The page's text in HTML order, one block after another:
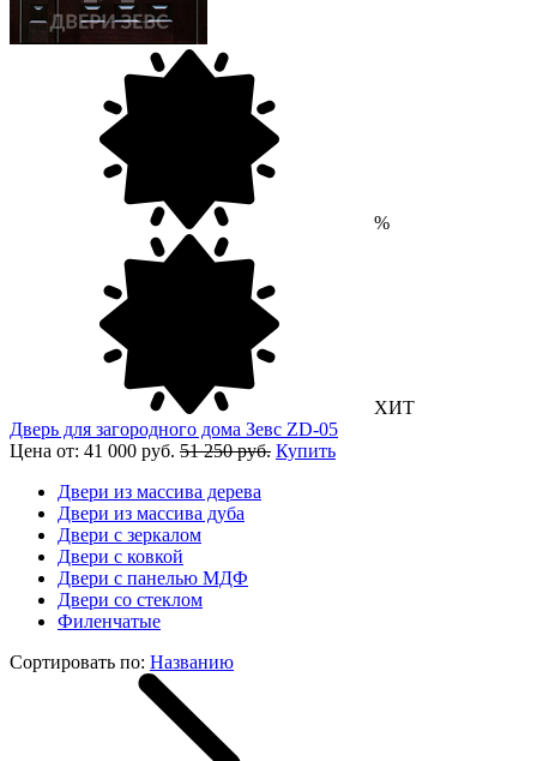
%
ХИТ
Дверь для загородного дома Зевс ZD-05
Цена от: 41 000 руб. 51 250 руб. Купить
Двери из массива дерева
Двери из массива дуба
Двери с зеркалом
Двери с ковкой
Двери с панелью МДФ
Двери со стеклом
Филенчатые
Сортировать по: Названию